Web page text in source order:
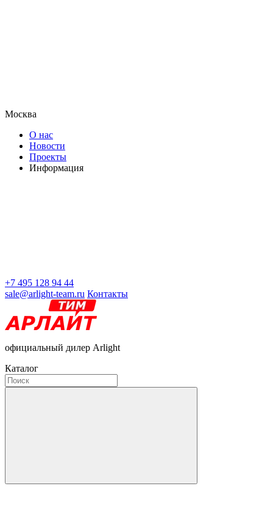
Москва
О нас
Новости
Проекты
Информация
+7 495 128 94 44
sale@arlight-team.ru Контакты
официальный дилер Arlight
Каталог